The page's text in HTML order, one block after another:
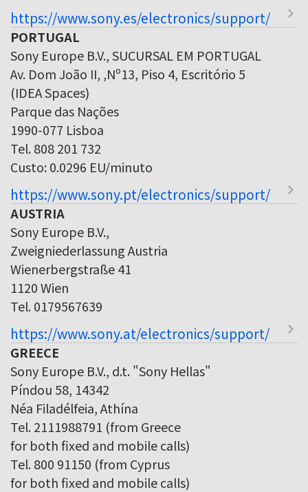
https://www.sony.es/electronics/support/
PORTUGAL
Sony Europe B.V., SUCURSAL EM PORTUGAL
Av. Dom João II, ,Nº13, Piso 4, Escritório 5
(IDEA Spaces)
Parque das Nações
1990-077 Lisboa
Tel. 808 201 732
Custo: 0.0296 EU/minuto
https://www.sony.pt/electronics/support/
AUSTRIA
Sony Europe B.V.,
Zweigniederlassung Austria
Wienerbergstraße 41
1120 Wien
Tel. 0179567639
https://www.sony.at/electronics/support/
GREECE
Sony Europe B.V., d.t. "Sony Hellas"
Píndou 58, 14342
Néa Filadélfeia, Athína
Tel. 2111988791 (from Greece
for both fixed and mobile calls)
Tel. 800 91150 (from Cyprus
for both fixed and mobile calls)